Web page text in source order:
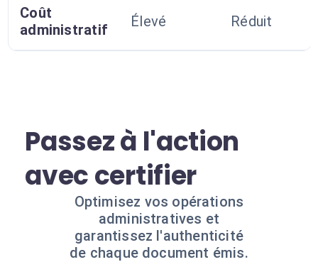
Coût
administratif
Élevé Réduit
Passez à l'action
avec certifier
Optimisez vos opérations
administratives et
garantissez l'authenticité
de chaque document émis.